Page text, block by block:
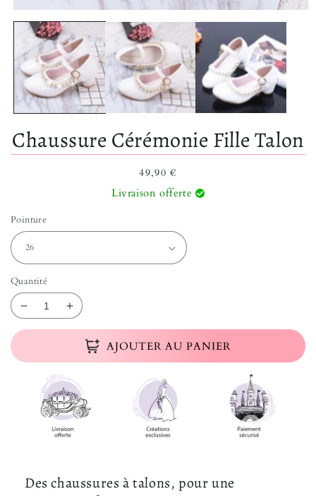
Chaussure Cérémonie Fille Talon
Prix habituel
49,90 €
Livraison offerte
Pointure
Quantité
Réduire la quantité de Chaussure Cérémonie Fille
Augmenter la quantité de Chaussure
AJOUTER AU PANIER
Des chaussures à talons, pour une